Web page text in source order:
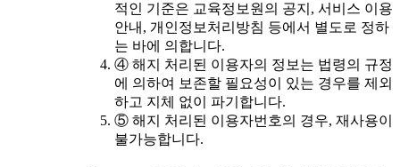
적인 기준은 교육정보원의 공지, 서비스 이용
안내, 개인정보처리방침 등에서 별도로 정하
는 바에 의합니다.
④ 해지 처리된 이용자의 정보는 법령의 규정
에 의하여 보존할 필요성이 있는 경우를 제외
하고 지체 없이 파기합니다.
⑤ 해지 처리된 이용자번호의 경우, 재사용이
불가능합니다.